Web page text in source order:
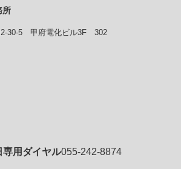
所
2-30-5 甲府電化ビル3F 302
専用ダイヤル055-242-8874